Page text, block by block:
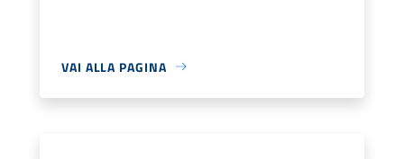
VAI ALLA PAGINA